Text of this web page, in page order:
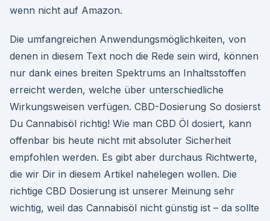
wenn nicht auf Amazon.
Die umfangreichen Anwendungsmöglichkeiten, von
denen in diesem Text noch die Rede sein wird, können
nur dank eines breiten Spektrums an Inhaltsstoffen
erreicht werden, welche über unterschiedliche
Wirkungsweisen verfügen. CBD-Dosierung So dosierst
Du Cannabisöl richtig! Wie man CBD Öl dosiert, kann
offenbar bis heute nicht mit absoluter Sicherheit
empfohlen werden. Es gibt aber durchaus Richtwerte,
die wir Dir in diesem Artikel nahelegen wollen. Die
richtige CBD Dosierung ist unserer Meinung sehr
wichtig, weil das Cannabisöl nicht günstig ist – da sollte